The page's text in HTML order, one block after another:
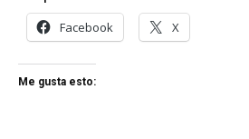
Facebook X
Me gusta esto: